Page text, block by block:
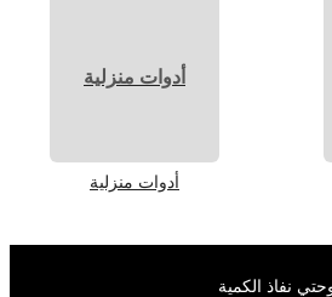
أدوات منزلية
أدوات منزلية